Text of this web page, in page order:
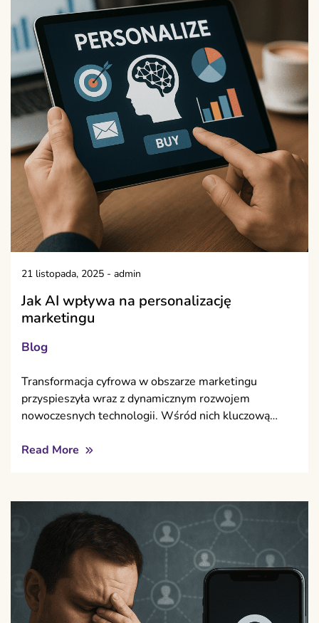
21 listopada, 2025 - admin
Jak AI wpływa na personalizację
marketingu
Blog
Transformacja cyfrowa w obszarze marketingu
przyspieszyła wraz z dynamicznym rozwojem
nowoczesnych technologii. Wśród nich kluczową…
Read More